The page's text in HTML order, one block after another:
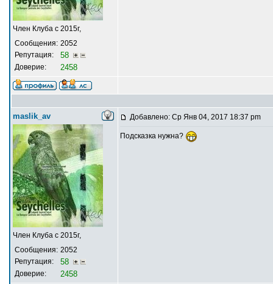
Член Клуба с 2015г,
Сообщения: 2052
Репутация:
58
Доверие: 2458
maslik_av
Член Клуба с 2015г,
Сообщения: 2052
Репутация:
58
Доверие: 2458
Добавлено: Ср Янв 04, 2017 18:37 pm
Подсказка нужна?